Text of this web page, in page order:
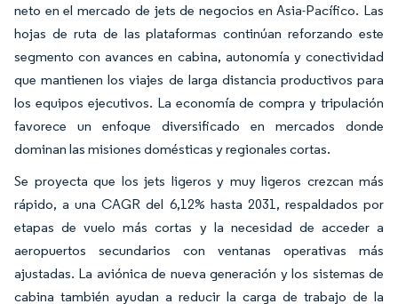
neto en el mercado de jets de negocios en Asia-Pacífico. Las
hojas de ruta de las plataformas continúan reforzando este
segmento con avances en cabina, autonomía y conectividad
que mantienen los viajes de larga distancia productivos para
los equipos ejecutivos. La economía de compra y tripulación
favorece un enfoque diversificado en mercados donde
dominan las misiones domésticas y regionales cortas.
Se proyecta que los jets ligeros y muy ligeros crezcan más
rápido, a una CAGR del 6,12% hasta 2031, respaldados por
etapas de vuelo más cortas y la necesidad de acceder a
aeropuertos secundarios con ventanas operativas más
ajustadas. La aviónica de nueva generación y los sistemas de
cabina también ayudan a reducir la carga de trabajo de la